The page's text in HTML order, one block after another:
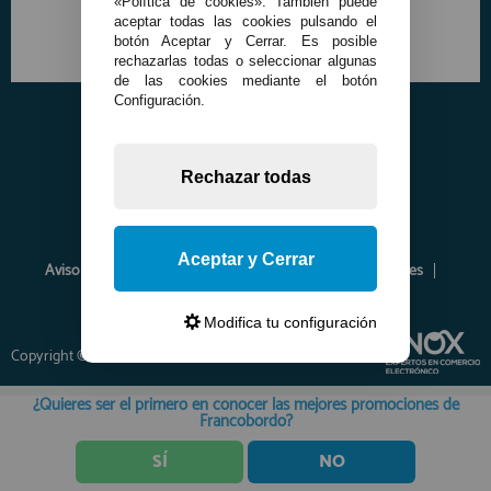
Aviso Legal Política de Privacidad
Política de Cookies
Envíos y Devoluciones
Opiniones
Copyright © 2026 www.francobordo.com
aceptar todas las cookies pulsando el
botón Aceptar y Cerrar. Es posible
rechazarlas todas o seleccionar algunas
de las cookies mediante el botón
Configuración.
Rechazar todas
Aceptar y Cerrar
Modifica tu configuración
¿Quieres ser el primero en conocer las mejores promociones de
Francobordo?
SÍ NO